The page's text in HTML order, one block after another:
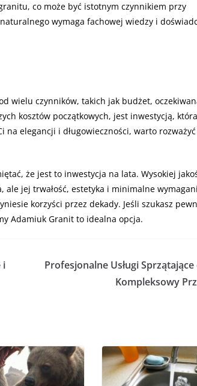
co może być istotnym czynnikiem przy
wymaga fachowej wiedzy i
wielu czynników, takich jak budżet,
kosztów początkowych, jest inwestycją,
na elegancji i długowieczności, warto
że jest to inwestycja na lata. Wysokiej
ale jej trwałość, estetyka i minimalne
korzyści przez dekady. Jeśli szukasz
Adamiuk Granit to idealna opcja.
i
Profesjonalne Usługi
Kompleksowy